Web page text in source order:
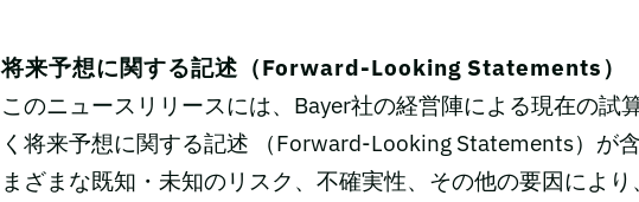
将来予想に関する記述（Forward-Looking Statements）
このニュースリリースには、Bayer社の経営陣による現在の試
く将来予想に関する記述 （Forward-Looking Statements）が
まざまな既知・未知のリスク、不確実性、その他の要因によ